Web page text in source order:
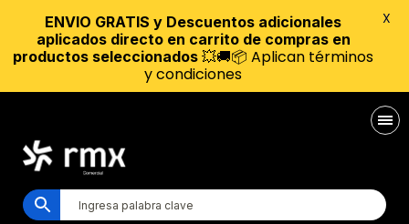
ENVIO GRATIS y Descuentos adicionales
aplicados directo en carrito de compras en
productos seleccionados 💥🚚📦 Aplican términos
y condiciones
X